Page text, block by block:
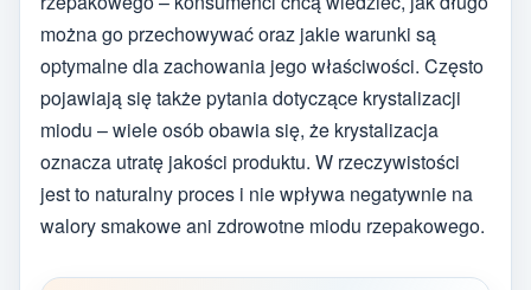
można go przechowywać oraz jakie warunki są
optymalne dla zachowania jego właściwości. Często
pojawiają się także pytania dotyczące krystalizacji
miodu – wiele osób obawia się, że krystalizacja
oznacza utratę jakości produktu. W rzeczywistości
jest to naturalny proces i nie wpływa negatywnie na
walory smakowe ani zdrowotne miodu rzepakowego.